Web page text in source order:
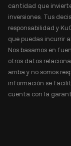
cantidad que
inversiones. Tus
responsabilidad y
que puedas incurrir
Nos basamos en
otros datos
arriba y no somos
información se
cuenta con la